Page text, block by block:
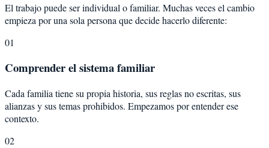
El trabajo puede ser individual o familiar. Muchas veces el cambio
empieza por una sola persona que decide hacerlo diferente:
01
Comprender el sistema familiar
Cada familia tiene su propia historia, sus reglas no escritas, sus
alianzas y sus temas prohibidos. Empezamos por entender ese
contexto.
02